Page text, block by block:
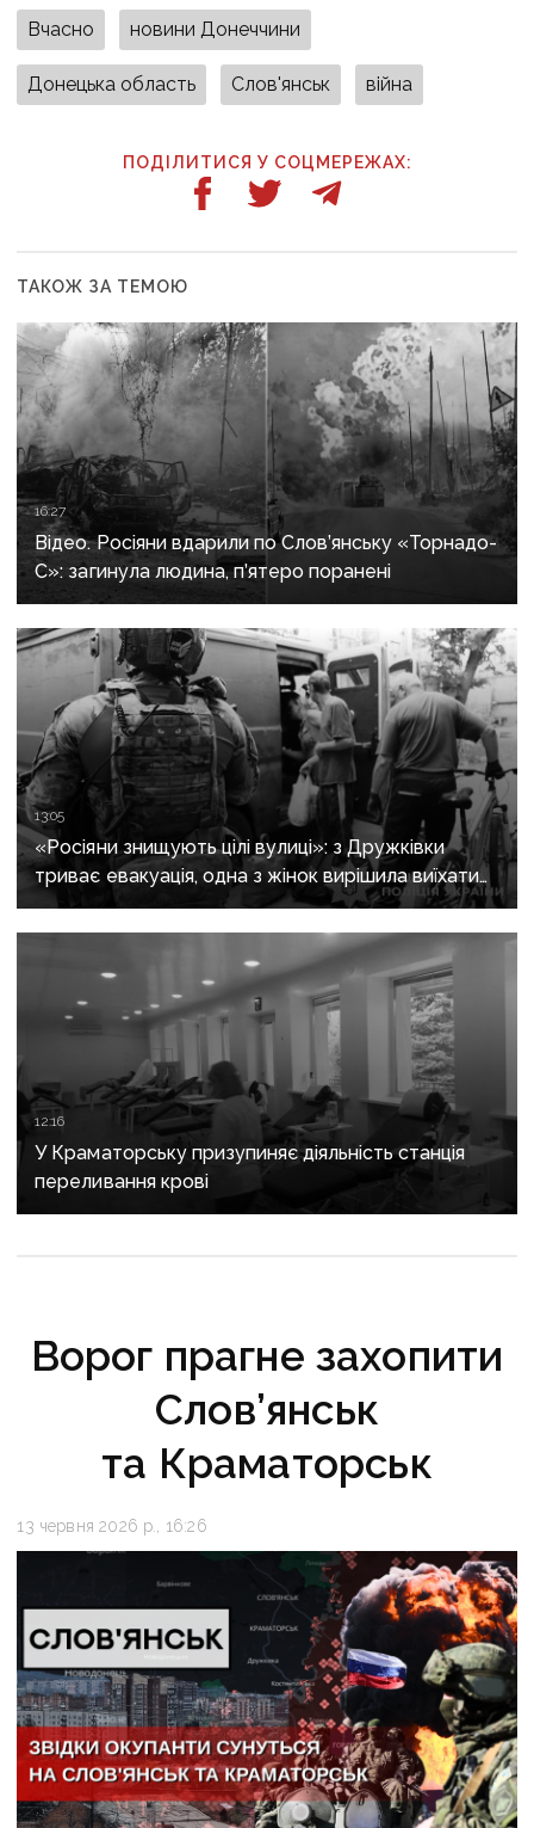
Вчасно новини Донеччини
Донецька область Слов'янськ війна
ПОДІЛИТИСЯ У СОЦМЕРЕЖАХ:
ТАКОЖ ЗА ТЕМОЮ
16:27
Відео. Росіяни вдарили по Слов’янську «Торнадо-
С»: загинула людина, п’ятеро поранені
13:05
«Росіяни знищують цілі вулиці»: з Дружківки
триває евакуація, одна з жінок вирішила виїхати
після загибелі чоловіка
12:16
У Краматорську призупиняє діяльність станція
переливання крові
Ворог прагне захопити
Слов’янськ
та Краматорськ
13 червня 2026 р., 16:26